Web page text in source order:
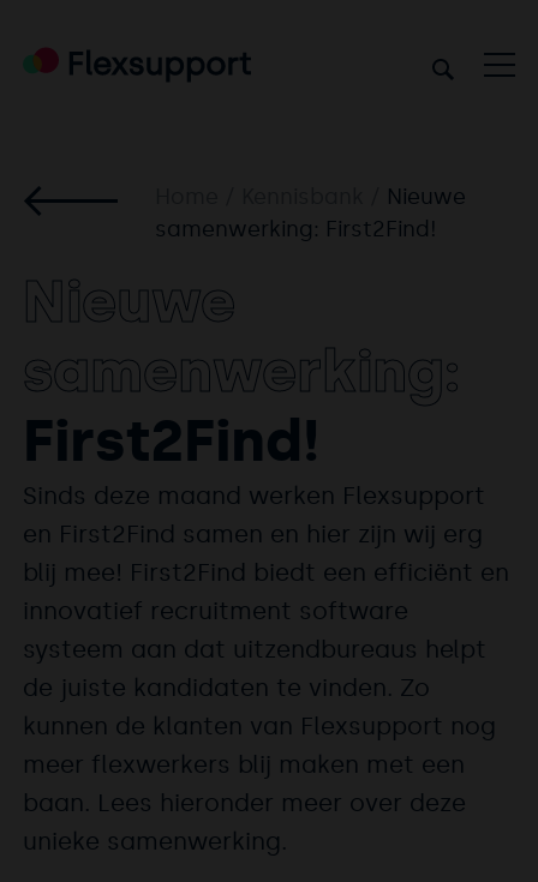
Nieuwe
samenwerking: First2Find!
Nieuwe
samenwerking:
First2Find!
Sinds deze maand werken Flexsupport
en First2Find samen en hier zijn wij erg
blij mee! First2Find biedt een efficiënt en
innovatief recruitment software
systeem aan dat uitzendbureaus helpt
de juiste kandidaten te vinden. Zo
kunnen de klanten van Flexsupport nog
meer flexwerkers blij maken met een
baan. Lees hieronder meer over deze
unieke samenwerking.